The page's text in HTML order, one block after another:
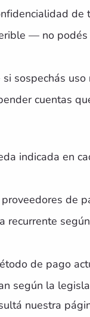
de
— no podés
sospechás
cuentas
indicada en
de
recurrente
de pago
según la
nuestra